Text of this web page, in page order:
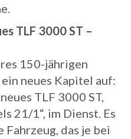
TLF 3000 ST –
150-jährigen
neues Kapitel auf:
TLF 3000 ST,
21/1“, im Dienst. Es
das je bei